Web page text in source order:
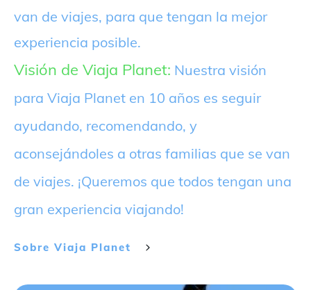
van de viajes, para que tengan la mejor
experiencia posible.
Visión de Viaja Planet: Nuestra visión
para Viaja Planet en 10 años es seguir
ayudando, recomendando, y
aconsejándoles a otras familias que se van
de viajes. ¡Queremos que todos tengan una
gran experiencia viajando!
Sobre Viaja Planet